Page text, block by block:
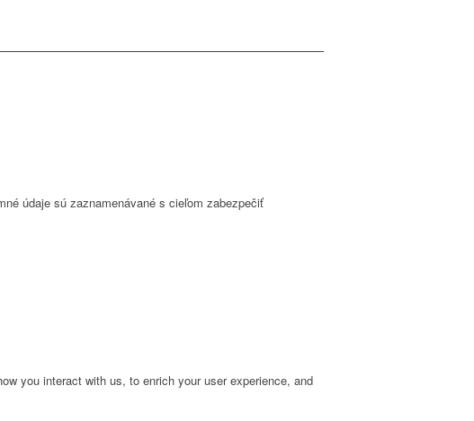
údaje sú zaznamenávané s cieľom zabezpečiť
you interact with us, to enrich your user experience, and